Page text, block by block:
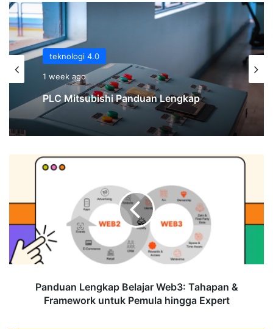
teknologi 4.0
1 week ago
PLC Mitsubishi Panduan Lengkap
Panduan
&
Framework
untuk
Pemula
Panduan Lengkap Belajar Web3: Tahapan &
Framework untuk Pemula hingga Expert